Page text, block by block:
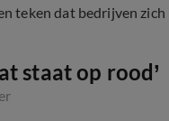
teken dat bedrijven zich
staat op rood’